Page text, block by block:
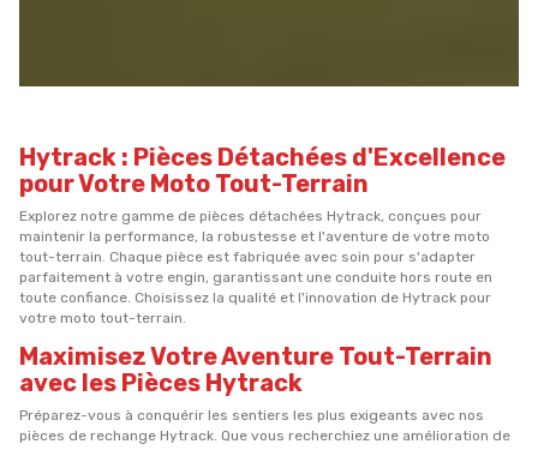
Hytrack : Pièces Détachées d'Excellence
pour Votre Moto Tout-Terrain
Explorez notre gamme de pièces détachées Hytrack, conçues pour
maintenir la performance, la robustesse et l'aventure de votre moto
tout-terrain. Chaque pièce est fabriquée avec soin pour s'adapter
parfaitement à votre engin, garantissant une conduite hors route en
toute confiance. Choisissez la qualité et l'innovation de Hytrack pour
votre moto tout-terrain.
Maximisez Votre Aventure Tout-Terrain
avec les Pièces Hytrack
Préparez-vous à conquérir les sentiers les plus exigeants avec nos
pièces de rechange Hytrack. Que vous recherchiez une amélioration de